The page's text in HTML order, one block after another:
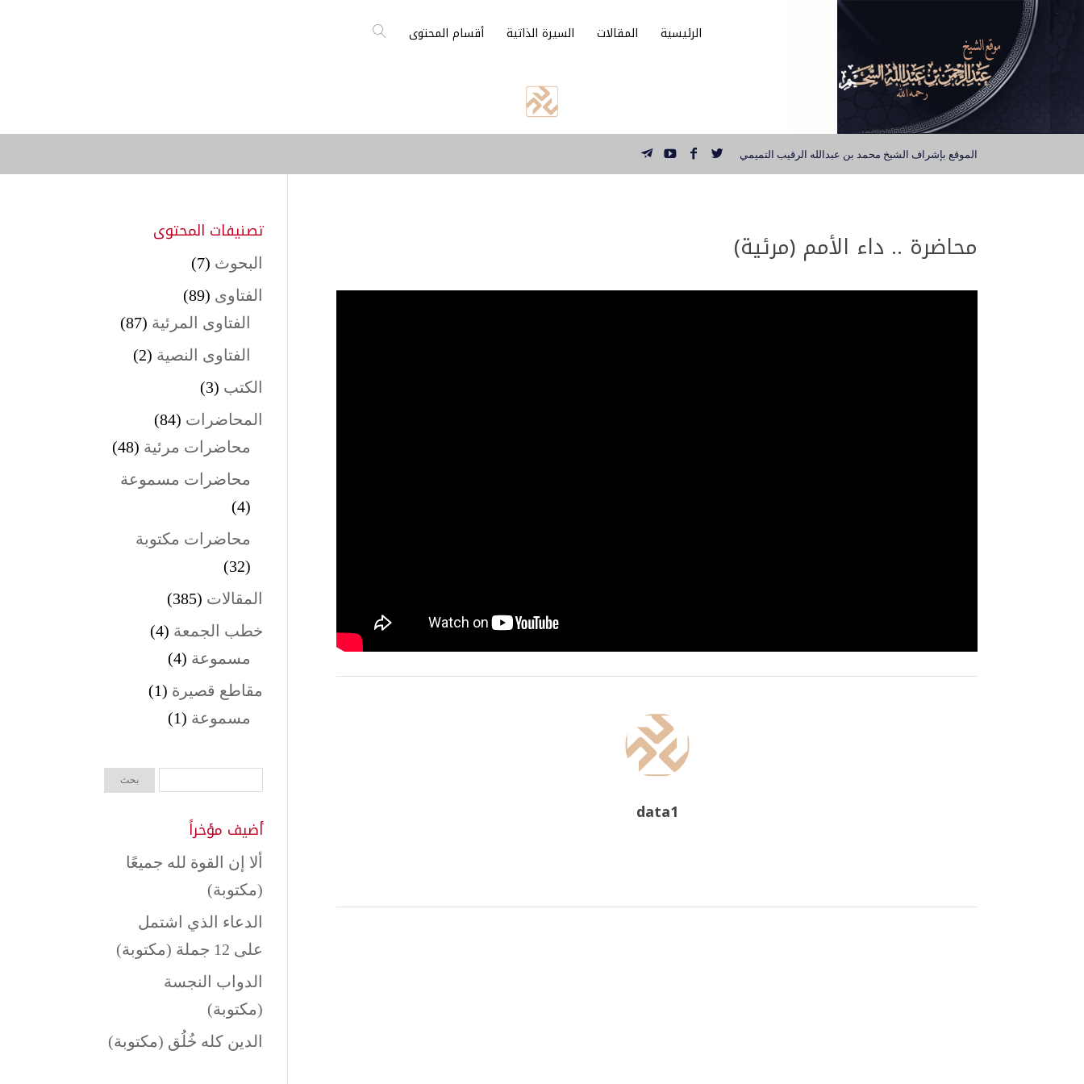
الرئيسية المقالات السيرة الذاتية أقسام المحتوى
الموقع بإشراف الشيخ محمد بن عبدالله الرقيب التميمي
محاضرة .. داء الأمم (مرئية)
data1
تصنيفات المحتوى
البحوث (7)
الفتاوى (89)
الفتاوى المرئية (87)
الفتاوى النصية (2)
الكتب (3)
المحاضرات (84)
محاضرات مرئية (48)
محاضرات مسموعة
(4)
محاضرات مكتوبة
(32)
المقالات (385)
خطب الجمعة (4)
مسموعة (4)
مقاطع قصيرة (1)
مسموعة (1)
أضيف مؤخراً
ألا إن القوة لله جميعًا
(مكتوبة)
الدعاء الذي اشتمل
على 12 جملة (مكتوبة)
الدواب النجسة
(مكتوبة)
الدين كله خُلُق (مكتوبة)